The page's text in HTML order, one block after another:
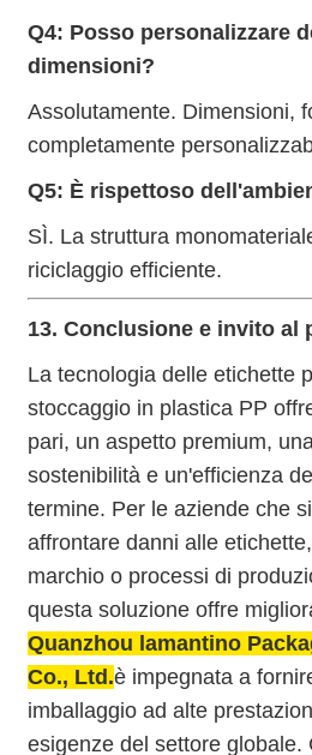
Q4: Posso personalizzare
dimensioni?
Assolutamente. Dimensioni,
completamente
Q5: È rispettoso
SÌ. La struttura
riciclaggio efficiente.
13. Conclusione e invito al
La tecnologia delle etichette
stoccaggio in plastica PP
pari, un aspetto premium,
sostenibilità e un'efficienza
termine. Per le aziende che
affrontare danni alle
marchio o processi di
questa soluzione offre
Quanzhou lamantino
Co., Ltd.è impegnata a
imballaggio ad alte
esigenze del settore globale.